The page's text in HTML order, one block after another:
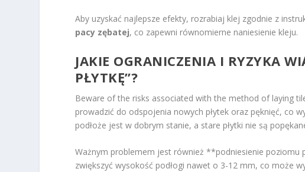
Aby uzyskać najlepsze efekty, rozrabiaj klej zgodnie z
pacy zębatej, co zapewni równomierne naniesienie kleju.
JAKIE OGRANICZENIA I RYZYKA
PŁYTKĘ”?
Beware of the risks associated with the method of laying
prowadzić do odspojenia nowych płytek oraz pęknięć, co
podłoże jest w dobrym stanie, a stare płytki nie są
Ważnym problemem jest również **podniesienie poziomu
zwiększyć wysokość podłogi nawet o 3-12 mm, co może